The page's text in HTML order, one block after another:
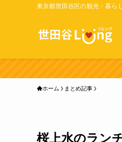
東京都世田谷区の観光・暮ら
ホーム まとめ記事
桜上水のラン